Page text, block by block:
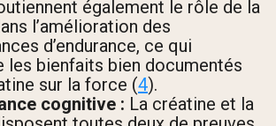
également le rôle de la
l’amélioration des
d’endurance, ce qui
les bienfaits bien documentés
sur la force (4).
cognitive : La créatine et la